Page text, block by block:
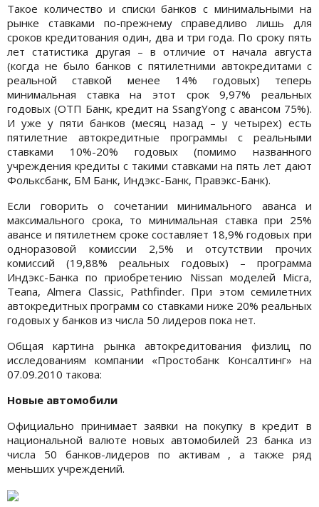
Такое количество и списки банков с минимальными на
рынке ставками по-прежнему справедливо лишь для
сроков кредитования один, два и три года. По сроку пять
лет статистика другая – в отличие от начала августа
(когда не было банков с пятилетними автокредитами с
реальной ставкой менее 14% годовых) теперь
минимальная ставка на этот срок 9,97% реальных
годовых (ОТП Банк, кредит на SsangYong с авансом 75%).
И уже у пяти банков (месяц назад – у четырех) есть
пятилетние автокредитные программы с реальными
ставками 10%-20% годовых (помимо названного
учреждения кредиты с такими ставками на пять лет дают
Фольксбанк, БМ Банк, Индэкс-Банк, Правэкс-Банк).
Если говорить о сочетании минимального аванса и
максимального срока, то минимальная ставка при 25%
авансе и пятилетнем сроке составляет 18,9% годовых при
одноразовой комиссии 2,5% и отсутствии прочих
комиссий (19,88% реальных годовых) – программа
Индэкс-Банка по приобретению Nissan моделей Micra,
Teana, Almera Classic, Pathfinder. При этом семилетних
автокредитных программ со ставками ниже 20% реальных
годовых у банков из числа 50 лидеров пока нет.
Общая картина рынка автокредитования физлиц по
исследованиям компании «Простобанк Консалтинг» на
07.09.2010 такова:
Новые автомобили
Официально принимает заявки на покупку в кредит в
национальной валюте новых автомобилей 23 банка из
числа 50 банков-лидеров по активам , а также ряд
меньших учреждений.